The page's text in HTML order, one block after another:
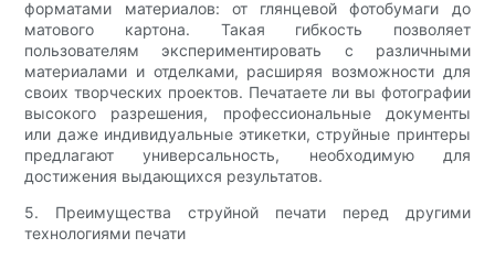
форматами материалов: от глянцевой фотобумаги до
матового картона. Такая гибкость позволяет
пользователям экспериментировать с различными
материалами и отделками, расширяя возможности для
своих творческих проектов. Печатаете ли вы фотографии
высокого разрешения, профессиональные документы
или даже индивидуальные этикетки, струйные принтеры
предлагают универсальность, необходимую для
достижения выдающихся результатов.
5. Преимущества струйной печати перед другими
технологиями печати